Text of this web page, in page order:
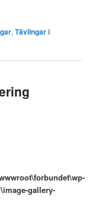
,Tävlingar i
gallery-